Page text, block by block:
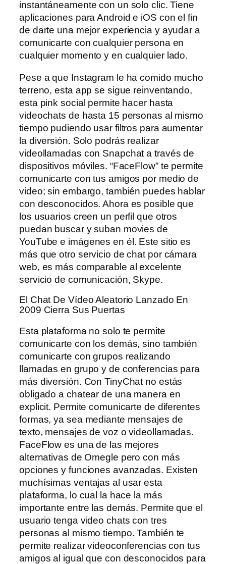
instantáneamente con un solo clic. Tiene
aplicaciones para Android e iOS con el fin
de darte una mejor experiencia y ayudar a
comunicarte con cualquier persona en
cualquier momento y en cualquier lado.
Pese a que Instagram le ha comido mucho
terreno, esta app se sigue reinventando,
esta pink social permite hacer hasta
videochats de hasta 15 personas al mismo
tiempo pudiendo usar filtros para aumentar
la diversión. Solo podrás realizar
videollamadas con Snapchat a través de
dispositivos móviles. “FaceFlow” te permite
comunicarte con tus amigos por medio de
video; sin embargo, también puedes hablar
con desconocidos. Ahora es posible que
los usuarios creen un perfil que otros
puedan buscar y suban movies de
YouTube e imágenes en él. Este sitio es
más que otro servicio de chat por cámara
web, es más comparable al excelente
servicio de comunicación, Skype.
El Chat De Vídeo Aleatorio Lanzado En
2009 Cierra Sus Puertas
Esta plataforma no solo te permite
comunicarte con los demás, sino también
comunicarte con grupos realizando
llamadas en grupo y de conferencias para
más diversión. Con TinyChat no estás
obligado a chatear de una manera en
explicit. Permite comunicarte de diferentes
formas, ya sea mediante mensajes de
texto, mensajes de voz o videollamadas.
FaceFlow es una de las mejores
alternativas de Omegle pero con más
opciones y funciones avanzadas. Existen
muchísimas ventajas al usar esta
plataforma, lo cual la hace la más
importante entre las demás. Permite que el
usuario tenga video chats con tres
personas al mismo tiempo. También te
permite realizar videoconferencias con tus
amigos al igual que con desconocidos para